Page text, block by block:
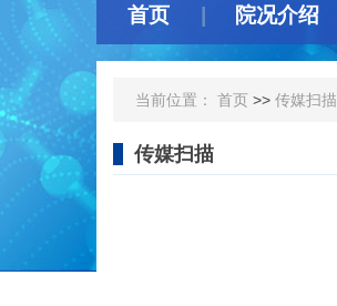
首页 院况介绍
当前位置： 首页 >> 传媒扫描
传媒扫描